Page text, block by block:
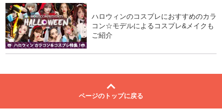
ハロウィンのコスプレにおすすめのカラ
コン☆モデルによるコスプレ&メイクも
ご紹介
ページのトップに戻る